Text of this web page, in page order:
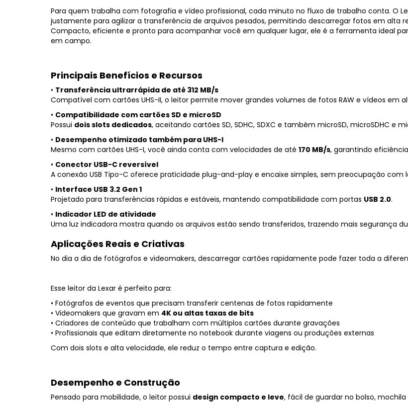
Para quem trabalha com fotografia e vídeo profissional, cada minuto no fluxo de trabalho conta. O
justamente para agilizar a transferência de arquivos pesados, permitindo descarregar fotos em alta
Compacto, eficiente e pronto para acompanhar você em qualquer lugar, ele é a ferramenta ideal
em campo.
Principais Benefícios e Recursos
• Transferência ultrarrápida de até 312 MB/s
Compatível com cartões UHS-II, o leitor permite mover grandes volumes de fotos RAW e vídeos em
• Compatibilidade com cartões SD e microSD
Possui doisslots dedicados, aceitando cartões SD, SDHC, SDXC e também microSD, microSDHC e
• Desempenho otimizado também para UHS-I
Mesmo com cartões UHS-I, você ainda conta com velocidades de até 170 MB/s, garantindo eficiência
• Conector USB-C reversível
A conexão USB Tipo-C oferece praticidade plug-and-play e encaixe simples, sem preocupação com
• Interface USB 3.2 Gen 1
Projetado para transferências rápidas e estáveis, mantendo compatibilidade com portas USB 2.0.
• Indicador LED de atividade
Uma luz indicadora mostra quando os arquivos estão sendo transferidos, trazendo mais segurança
Aplicações Reais e Criativas
No dia a dia de fotógrafos e videomakers, descarregar cartões rapidamente pode fazer toda a
Esse leitor da Lexar é perfeito para:
• Fotógrafos de eventos que precisam transferir centenas de fotos rapidamente
• Videomakers que gravam em 4K ou altas taxas de bits
• Criadores de conteúdo que trabalham com múltiplos cartões durante gravações
• Profissionais que editam diretamente no notebook durante viagens ou produções externas
Com dois slots e alta velocidade, ele reduz o tempo entre captura e edição.
Desempenho e Construção
Pensado para mobilidade, o leitor possui design compacto e leve, fácil de guardar no bolso, mochila